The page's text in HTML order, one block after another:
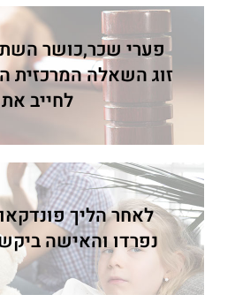
פערי שכר,כושר
זוג השאלה המרכזית
לחייב את
לאחר הליך
נפרדו והאישה